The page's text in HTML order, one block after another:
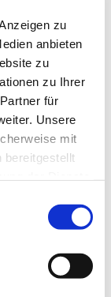
zu
anbieten
zu
zu Ihrer
für
Unsere
mit
bereitgestellt